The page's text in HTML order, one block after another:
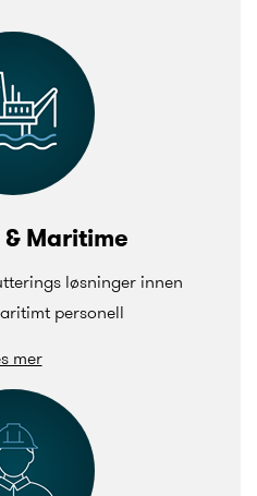
Maritime
løsninger innen
personell
mer